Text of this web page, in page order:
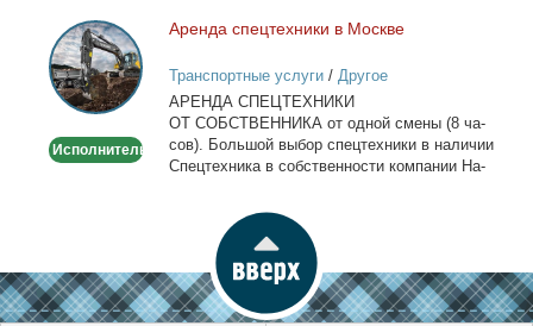
Аренда
спецтехники
в
Москве
Исполнитель
Арен­да спец­тех­ни­ки в Москве
Транспортные услуги/ Другое
АРЕНДА СПЕЦТЕХНИКИ
ОТ СОБСТВЕННИКА от од­ной сме­ны (8 ча­
сов). Боль­шой вы­бор спец­тех­ни­ки в на­ли­чии
Спец­тех­ни­ка в соб­ствен­но­сти ком­па­нии На­